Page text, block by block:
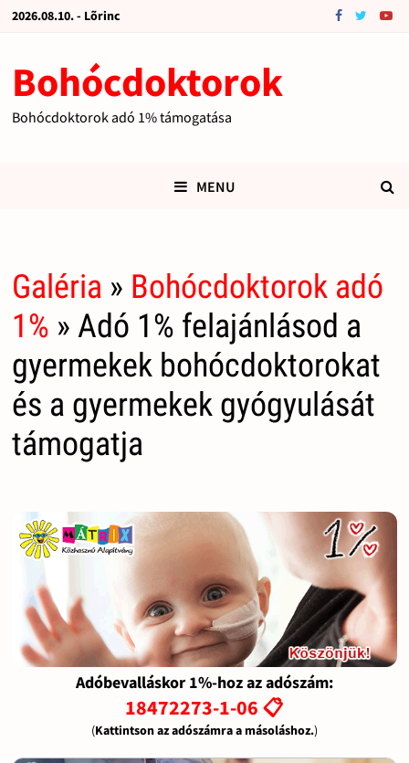
2026.08.10. - Lõrinc
Bohócdoktorok
Bohócdoktorok adó 1% támogatása
MENU
Galéria » Bohócdoktorok adó
1% » Adó 1% felajánlásod a
gyermekek bohócdoktorokat
és a gyermekek gyógyulását
támogatja
Adóbevalláskor 1%-hoz az adószám:
18472273-1-06 📋
(Kattintson az adószámra a másoláshoz.)